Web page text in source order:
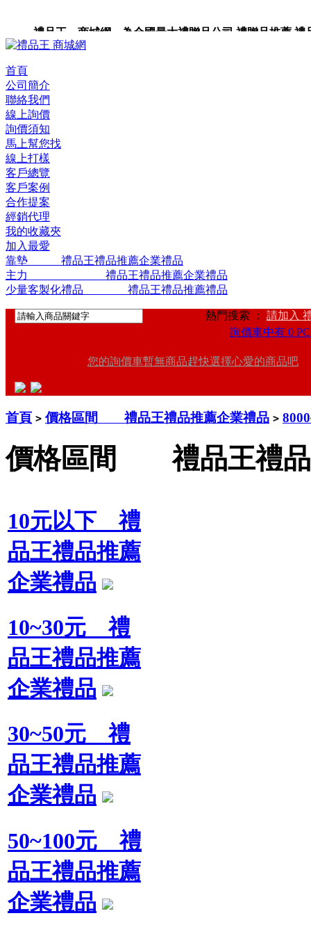
禮品王 商城網 為全國最大禮贈品公司,禮贈品推薦,禮
品包裝,禮品卡,企業禮品,禮品小物,高級禮品,禮品網站。
首頁
公司簡介
聯絡我們
線上詢價
詢價須知
馬上幫您找
線上打樣
客戶總覽
客戶案例
合作提案
經銷代理
我的收藏夾
加入最愛
靠墊 禮品王禮品推薦企業禮品
主力 禮品王禮品推薦企業禮品
少量客製化禮品 禮品王禮品推薦禮品
熱門搜索 ： 請加入
詢價車中有 0
您的詢價車暫無商品趕快選擇心愛的商品吧
首頁 > 價格區間 禮品王禮品推薦企業禮品 >
價格區間 禮品王禮品
10元以下 禮
品王禮品推薦
企業禮品
10~30元 禮
品王禮品推薦
企業禮品
30~50元 禮
品王禮品推薦
企業禮品
50~100元 禮
品王禮品推薦
企業禮品